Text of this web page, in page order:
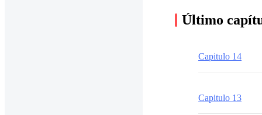
Último
Capitulo 14
Capitulo 13